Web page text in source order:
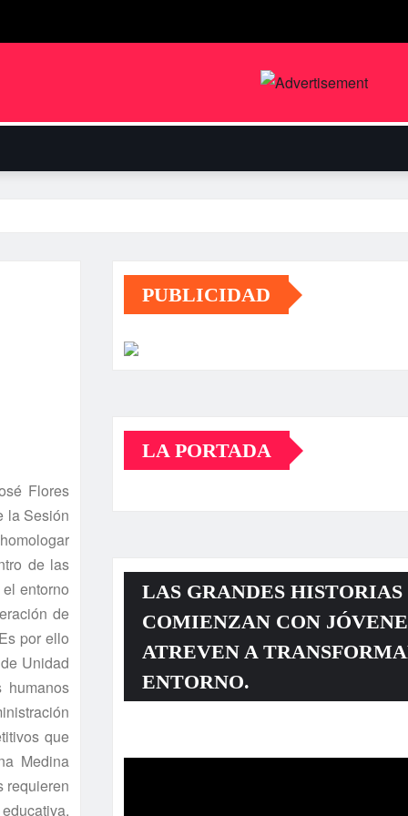
Flores
la Sesión
de las
entorno
de
por ello
Unidad
que
Medina
requieren
PUBLICIDAD
LA PORTADA
LAS GRANDES HISTORIAS
COMIENZAN CON
ATREVEN A
ENTORNO.